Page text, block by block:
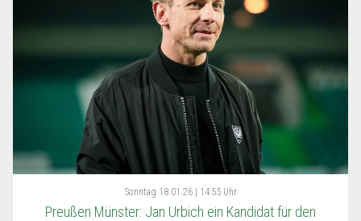
Sonntag 18.01.26 | 14:55 Uhr
Preußen Münster: Jan Urbich ein Kandidat für den